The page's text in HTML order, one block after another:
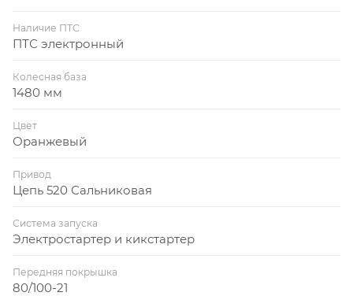
Наличие ПТС
ПТС электронный
Колесная база
1480 мм
Цвет
Оранжевый
Привод
Цепь 520 Сальниковая
Система запуска
Электростартер и кикстартер
Передняя покрышка
80/100-21